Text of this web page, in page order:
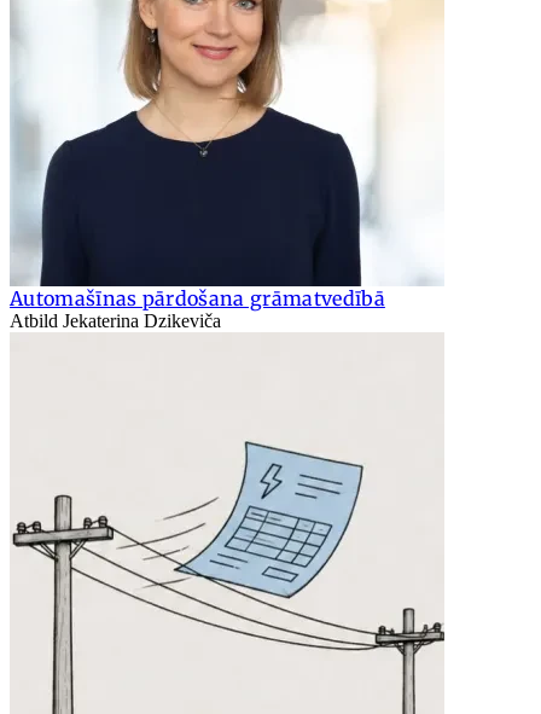
Automašīnas pārdošana grāmatvedībā
Atbild Jekaterina Dzikeviča